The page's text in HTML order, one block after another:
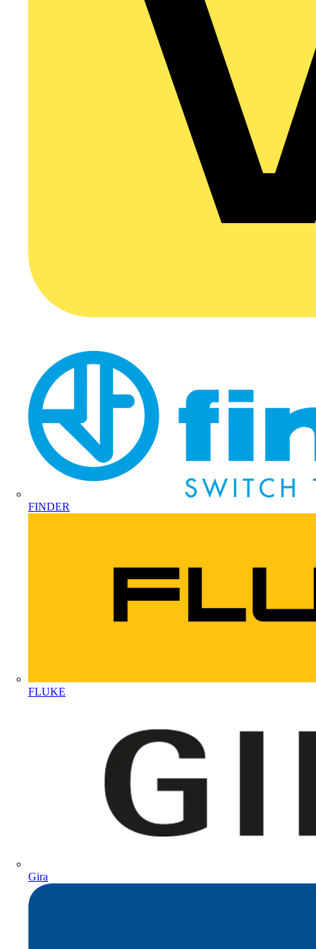
FINDER
FLUKE
Gira